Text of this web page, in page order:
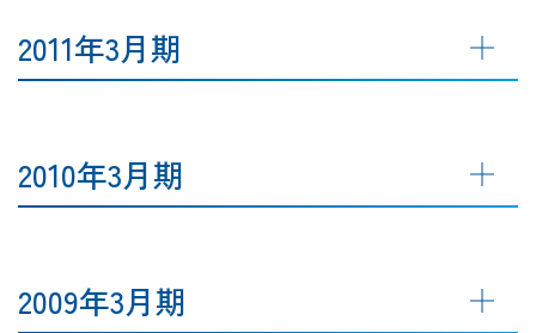
2011年3月期
2010年3月期
2009年3月期